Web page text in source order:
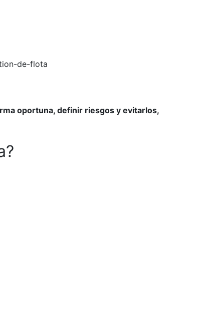
oportuna, definir riesgos y evitarlos,